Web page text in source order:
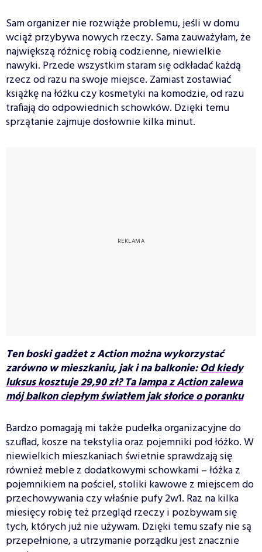
Sam organizer nie rozwiąże problemu, jeśli w domu
wciąż przybywa nowych rzeczy. Sama zauważyłam, że
największą różnicę robią codzienne, niewielkie
nawyki. Przede wszystkim staram się odkładać każdą
rzecz od razu na swoje miejsce. Zamiast zostawiać
książkę na łóżku czy kosmetyki na komodzie, od razu
trafiają do odpowiednich schowków. Dzięki temu
sprzątanie zajmuje dosłownie kilka minut.
Ten boski gadżet z Action można wykorzystać
zarówno w mieszkaniu, jak i na balkonie:Od kiedy
luksus kosztuje 29,90 zł? Ta lampa z Action zalewa
mój balkon ciepłym światłem jak słońce o poranku
Bardzo pomagają mi także pudełka organizacyjne do
szuflad, kosze na tekstylia oraz pojemniki pod łóżko. W
niewielkich mieszkaniach świetnie sprawdzają się
również meble z dodatkowymi schowkami – łóżka z
pojemnikiem na pościel, stoliki kawowe z miejscem do
przechowywania czy właśnie pufy 2w1. Raz na kilka
miesięcy robię też przegląd rzeczy i pozbywam się
tych, których już nie używam. Dzięki temu szafy nie są
przepełnione, a utrzymanie porządku jest znacznie